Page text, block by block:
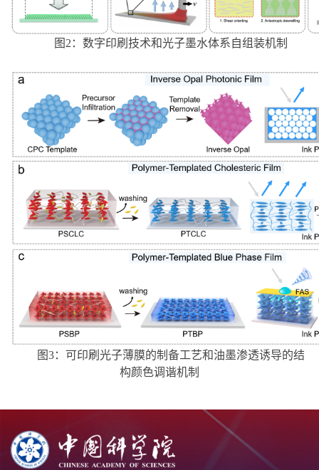
图 2 ：数字印刷技术和光子墨水体系自组装机制
图3：可印刷光子薄膜的制备工艺和油墨渗透诱导的结
构颜色调谐机制